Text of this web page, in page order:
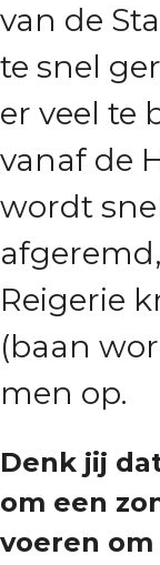
van de
te snel
er veel te
vanaf de
wordt
Reigerie
(baan
men op.
Denk jij
om een
voeren